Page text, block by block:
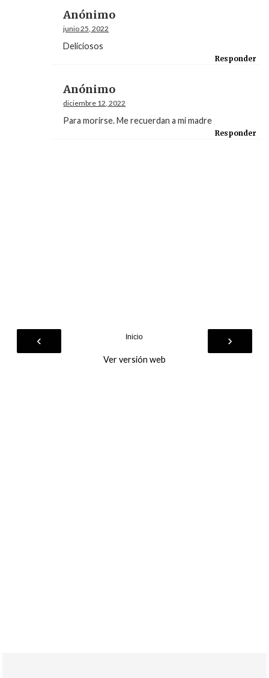
Anónimo
junio 25, 2022
Deliciosos
Responder
Anónimo
diciembre 12, 2022
Para morirse. Me recuerdan a mi madre
Responder
‹ ›
Inicio
Ver versión web